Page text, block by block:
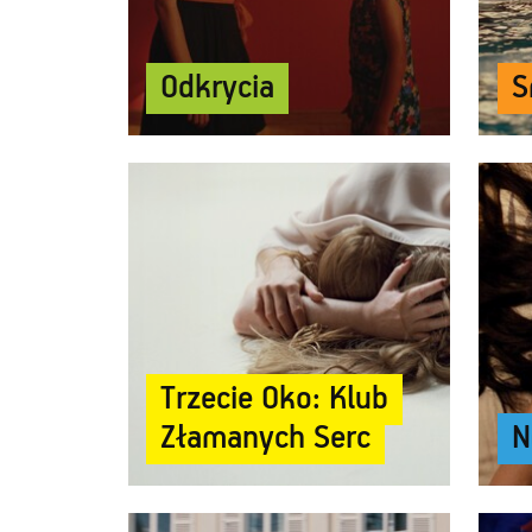
Odkrycia
Odkrycia
Trzecie Oko: Klub
Złamanych Serc
Trzecie Oko: Klub
Złamanych Serc